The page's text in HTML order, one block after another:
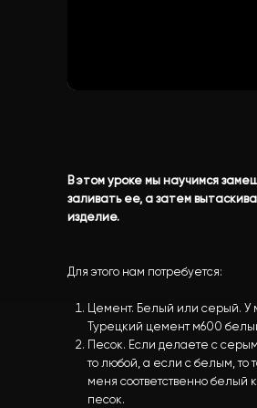
Для этого нам потребуется:
Цемент. Белый или серый. У
Турецкий цемент м600
Песок. Если делаете с
то любой, а если с белым, то
меня соответственно белый
песок.
В этом уроке мы научимся
заливать ее, а затем
изделие.